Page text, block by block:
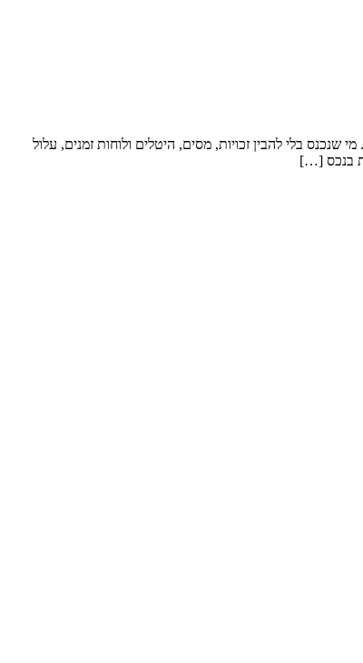
בלי להבין זכויות, מסים, היטלים ולוחות זמנים, עלול
בנכס […]